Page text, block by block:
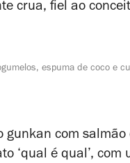
crua, fiel ao
espuma de coco e
gunkan com
‘qual é qual’,